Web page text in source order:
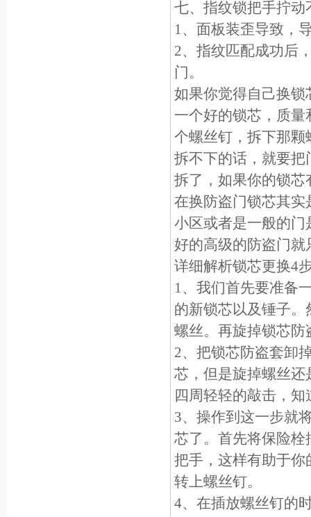
七、指纹锁把手拧动
1、面板装歪导致，
2、指纹匹配成功后
门。
如果你觉得自己换
一个好的锁芯，质
个螺丝钉，拆下那
拆不下的话，就要
拆了，如果你的锁
在换防盗门锁芯其
小区或者是一般的
好的高级的防盗门
详细解析锁芯更换4
1、我们首先要准备
的新锁芯以及锤子
螺丝。再旋掉锁芯
2、把锁芯防盗套卸
芯，但是旋掉螺丝
四周轻轻的敲击，
3、操作到这一步就
芯了。首先将保险
把手，这样有助于
转上螺丝钉。
4、在插放螺丝钉的